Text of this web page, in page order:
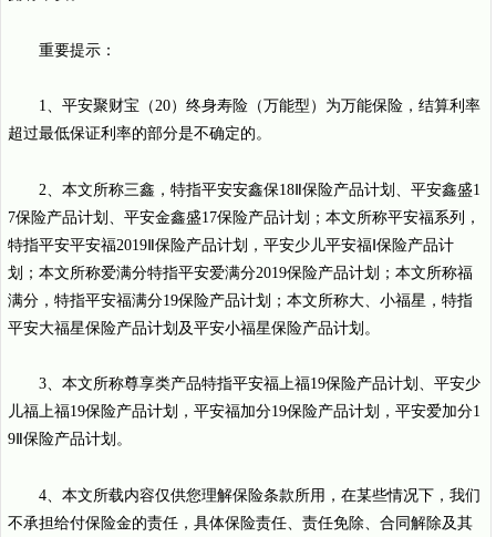
重要提示：
1、平安聚财宝（20）终身寿险（万能型）为万能保险，结算利率
超过最低保证利率的部分是不确定的。
2、本文所称三鑫，特指平安安鑫保18Ⅱ保险产品计划、平安鑫盛1
7保险产品计划、平安金鑫盛17保险产品计划；本文所称平安福系列，
特指平安平安福2019Ⅱ保险产品计划，平安少儿平安福Ⅰ保险产品计
划；本文所称爱满分特指平安爱满分2019保险产品计划；本文所称福
满分，特指平安福满分19保险产品计划；本文所称大、小福星，特指
平安大福星保险产品计划及平安小福星保险产品计划。
3、本文所称尊享类产品特指平安福上福19保险产品计划、平安少
儿福上福19保险产品计划，平安福加分19保险产品计划，平安爱加分1
9Ⅱ保险产品计划。
4、本文所载内容仅供您理解保险条款所用，在某些情况下，我们
不承担给付保险金的责任，具体保险责任、责任免除、合同解除及其